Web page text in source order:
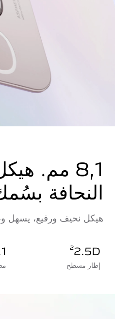
8,1 مم.
النحافة
هيكل نحيف ورفيع، يسهل
2.5D
2
إطار مسطح